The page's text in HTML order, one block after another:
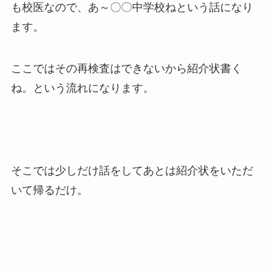
も校医なので、あ～〇〇中学校ねという話になり
ます。
ここではその再検査はできないから紹介状書く
ね。という流れになります。
そこでは少しだけ話をしてあとは紹介状をいただ
いて帰るだけ。